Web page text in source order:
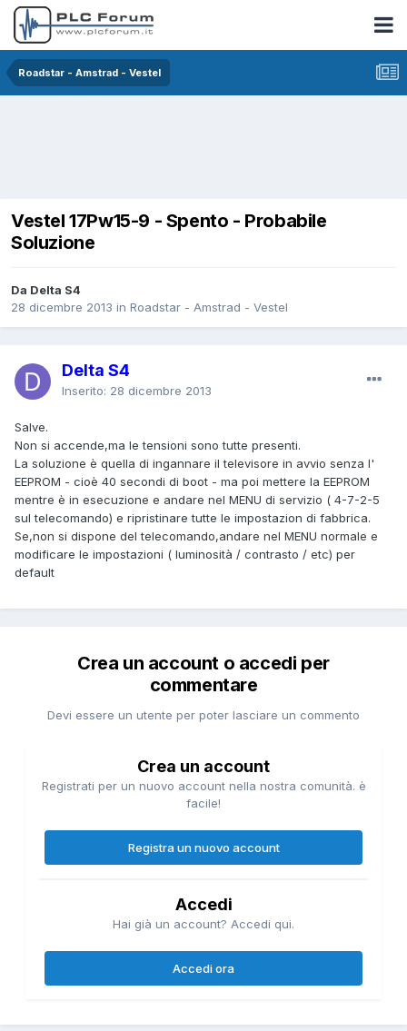
Roadstar - Amstrad - Vestel
Vestel 17Pw15-9 - Spento - Probabile
Soluzione
Da Delta S4
28 dicembre 2013 in Roadstar - Amstrad - Vestel
Delta S4
Inserito: 28 dicembre 2013
Salve.
Non si accende,ma le tensioni sono tutte presenti.
La soluzione è quella di ingannare il televisore in avvio senza l'
EEPROM - cioè 40 secondi di boot - ma poi mettere la EEPROM
mentre è in esecuzione e andare nel MENU di servizio ( 4-7-2-5
sul telecomando) e ripristinare tutte le impostazion di fabbrica.
Se,non si dispone del telecomando,andare nel MENU normale e
modificare le impostazioni ( luminosità / contrasto / etc) per
default
Crea un account o accedi per
commentare
Devi essere un utente per poter lasciare un commento
Crea un account
Registrati per un nuovo account nella nostra comunità. è
facile!
Registra un nuovo account
Accedi
Hai già un account? Accedi qui.
Accedi ora